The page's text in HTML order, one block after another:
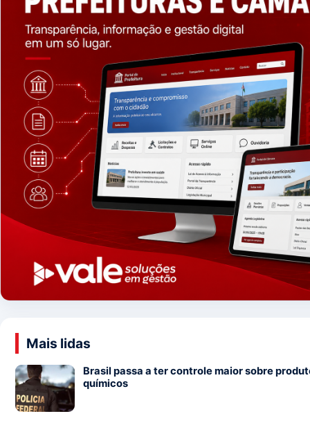
Mais lidas
Brasil passa a ter controle maior sobre
químicos